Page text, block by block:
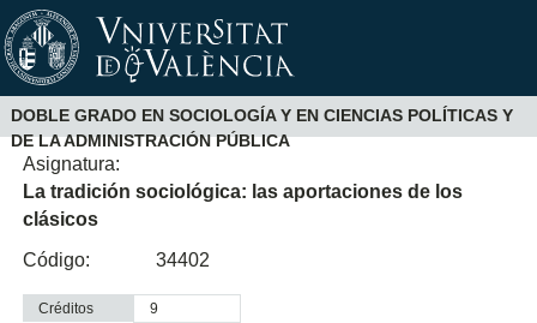
DOBLE GRADO EN SOCIOLOGÍA Y EN CIENCIAS POLÍTICAS Y
DE LA ADMINISTRACIÓN PÚBLICA
Asignatura:
La tradición sociológica: las aportaciones de los
clásicos
Código:
34402
Créditos
9